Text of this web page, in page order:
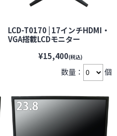
LCD-T0170 | 17インチHDMI・
VGA搭載LCDモニター
ウォッチ】【防犯カメラ】
【監視カメラ】【セキュリティ
¥15,400(税込)
数量： 個